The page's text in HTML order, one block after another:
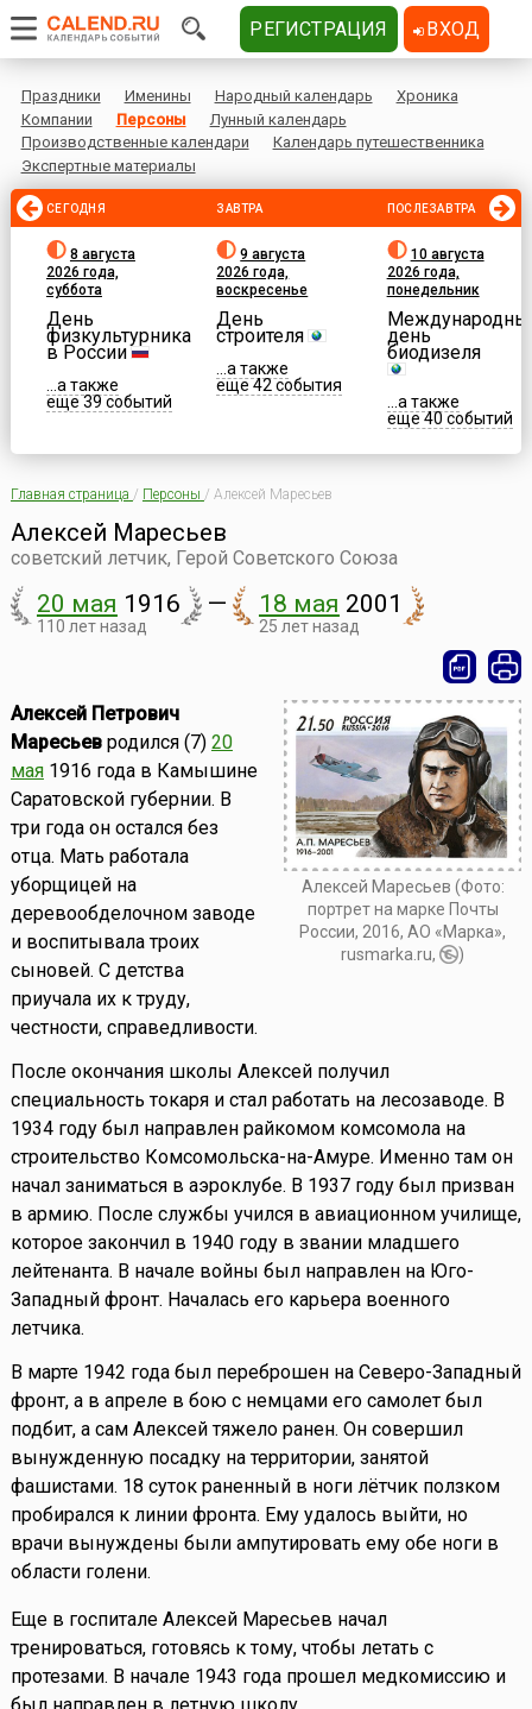
Праздники Именины Народный календарь
Хроника
Компании
Персоны
Лунный календарь
Производственные календари
Календарь путешественника
Экспертные материалы
СЕГОДНЯ
8 августа
2026 года,
суббота
День
физкультурника
в России
...а также
еще 39 событий
ЗАВТРА
9 августа
2026 года,
воскресенье
День
строителя
...а также
еще 42 события
ПОСЛЕЗАВТРА
10 августа
2026 года,
понедельник
день
биодизеля
...а также
еще 40 событий
Главная страница / Персоны / Алексей Маресьев
Алексей Маресьев
советский летчик, Герой Советского Союза
20 мая 1916
110 лет назад
— 18 мая 2001
25 лет назад
Алексей Маресьев (Фото:
портрет на марке Почты
России, 2016, АО «Марка»,
rusmarka.ru,
)
Алексей Петрович
Маресьевродился (7) 20
мая1916 года в Камышине
Саратовской губернии. В
три года он остался без
отца. Мать работала
уборщицей на
деревообделочном заводе
и воспитывала троих
сыновей. С детства
приучала их к труду,
честности, справедливости.
После окончания школы Алексей получил
специальность токаря и стал работать на лесозаводе. В
1934 году был направлен райкомом комсомола на
строительство Комсомольска-на-Амуре. Именно там он
начал заниматься в аэроклубе. В 1937 году был призван
в армию. После службы учился в авиационном училище,
которое закончил в 1940 году в звании младшего
лейтенанта. В начале войны был направлен на Юго-
Западный фронт. Началась его карьера военного
летчика.
В марте 1942 года был переброшен на Северо-Западный
фронт, а в апреле в бою с немцами его самолет был
подбит, а сам Алексей тяжело ранен. Он совершил
вынужденную посадку на территории, занятой
фашистами. 18 суток раненный в ноги лётчик ползком
пробирался к линии фронта. Ему удалось выйти, но
врачи вынуждены были ампутировать ему обе ноги в
области голени.
Еще в госпитале Алексей Маресьев начал
тренироваться, готовясь к тому, чтобы летать с
протезами. В начале 1943 года прошел медкомиссию и
РЕГИСТРАЦИЯ ВХОД